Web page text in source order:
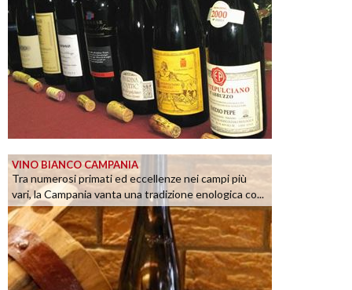
VINO BIANCO CAMPANIA
Tra numerosi primati ed eccellenze nei campi più
vari, la Campania vanta una tradizione enologica co...